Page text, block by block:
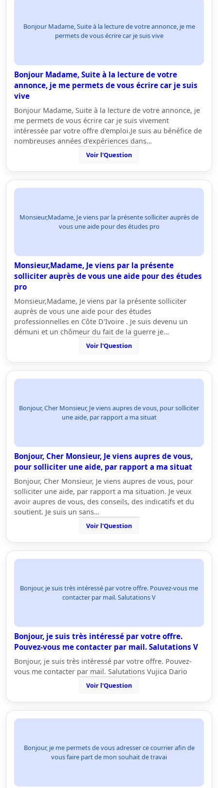
Bonjour Madame, Suite à la lecture de votre annonce, je me
permets de vous écrire car je suis vive
Bonjour Madame, Suite à la lecture de votre
annonce, je me permets de vous écrire car je suis
vive
Bonjour Madame, Suite à la lecture de votre annonce, je
me permets de vous écrire car je suis vivement
intéressée par votre offre d'emploi.Je suis au bénéfice de
nombreuses années d'expériences dans…
Voir l'Question
Monsieur,Madame, Je viens par la présente solliciter auprès de
vous une aide pour des études pro
Monsieur,Madame, Je viens par la présente
solliciter auprès de vous une aide pour des études
pro
Monsieur,Madame, Je viens par la présente solliciter
auprès de vous une aide pour des études
professionnelles en Côte D'Ivoire . Je suis devenu un
démuni et un chômeur du fait de la guerre je…
Voir l'Question
Bonjour, Cher Monsieur, Je viens aupres de vous, pour solliciter
une aide, par rapport a ma situat
Bonjour, Cher Monsieur, Je viens aupres de vous,
pour solliciter une aide, par rapport a ma situat
Bonjour, Cher Monsieur, Je viens aupres de vous, pour
solliciter une aide, par rapport a ma situation. Je veux
avoir aupres de vous, des conseils, des indicatifs et du
soutient. Je suis un sans…
Voir l'Question
Bonjour, je suis très intéressé par votre offre. Pouvez-vous me
contacter par mail. Salutations V
Bonjour, je suis très intéressé par votre offre.
Pouvez-vous me contacter par mail. Salutations V
Bonjour, je suis très intéressé par votre offre. Pouvez-
vous me contacter par mail. Salutations Vujica Dario
Voir l'Question
Bonjour, je me permets de vous adresser ce courrier afin de
vous faire part de mon souhait de travai